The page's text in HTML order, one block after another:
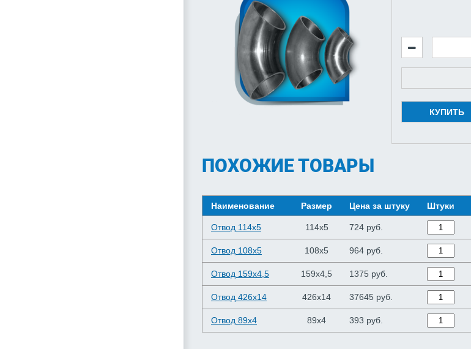
КУПИТЬ
ПОХОЖИЕ ТОВАРЫ
Наименование Размер Цена за штуку Штуки
Отвод 114х5 114х5 724 руб.
Отвод 108х5 108х5 964 руб.
Отвод 159х4,5 159х4,5 1375 руб.
Отвод 426х14 426х14 37645 руб.
Отвод 89х4 89х4 393 руб.